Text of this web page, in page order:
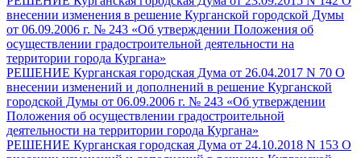
внесении изменения в решение Курганской городской Думы
от 06.09.2006 г. № 243 «Об утверждении Положения об
осуществлении градостроительной деятельности на
территории города Кургана»
РЕШЕНИЕ Курганская городская Дума от 26.04.2017 N 70 О
внесении изменений и дополнений в решение Курганской
городской Думы от 06.09.2006 г. № 243 «Об утверждении
Положения об осуществлении градостроительной
деятельности на территории города Кургана»
РЕШЕНИЕ Курганская городская Дума от 24.10.2018 N 153 О